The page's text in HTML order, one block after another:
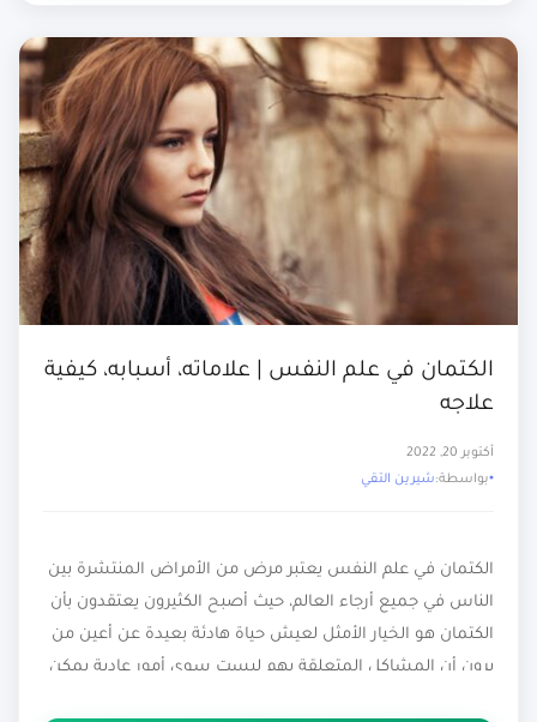
الكتمان في علم النفس | علاماته، أسبابه، كيفية
علاجه
أكتوبر 20, 2022
بواسطة:شيرين التقي
الكتمان في علم النفس يعتبر مرض من الأمراض المنتشرة بين
الناس في جميع أرجاء العالم، حيث أصبح الكثيرون يعتقدون بأن
الكتمان هو الخيار الأمثل لعيش حياة هادئة بعيدة عن أعين من
يرون أن المشاكل المتعلقة بهم ليست سوى أمور عادية يمكن